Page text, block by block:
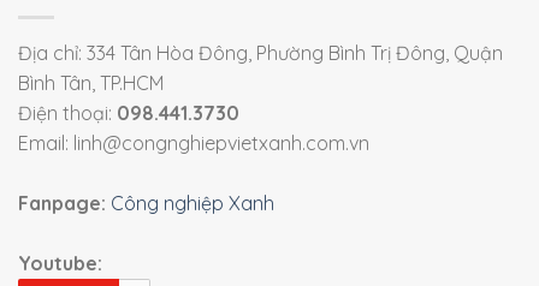
Địa chỉ: 334 Tân Hòa Đông, Phường Bình Trị Đông, Quận
Bình Tân, TP.HCM
Điện thoại: 098.441.3730
Email: linh@congnghiepvietxanh.com.vn
Fanpage: Công nghiệp Xanh
Youtube: